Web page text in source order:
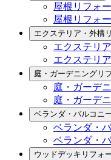
屋根リフォ
屋根リフォ
エクステリア・外構
エクステリ
エクステリ
庭・ガーデニングリ
庭・ガーデ
庭・ガーデ
ベランダ・バルコニ
ベランダ・
ベランダ・
ウッドデッキリフォ